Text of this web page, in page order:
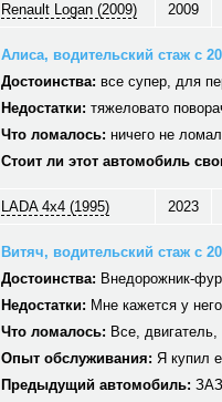
Renault Logan (2009) 2009
Алиса, водительский стаж с
Достоинства: все супер, для
Недостатки: тяжеловато
Что ломалось: ничего не
Стоит ли этот автомобиль
LADA 4x4 (1995) 2023
Витяч, водительский стаж с
Достоинства: Внедорожник-
Недостатки: Мне кажется у
Что ломалось: Все,
Опыт обслуживания: Я купил
Предыдущий автомобиль: